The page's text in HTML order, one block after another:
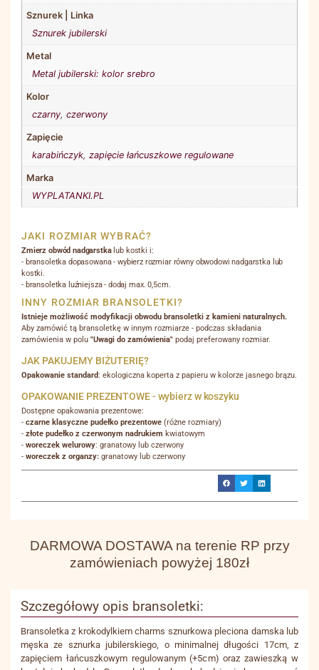
Sznurek | Linka
Sznurek jubilerski
Metal
Metal jubilerski: kolor srebro
Kolor
czarny, czerwony
Zapięcie
karabińczyk, zapięcie łańcuszkowe regulowane
Marka
WYPLATANKI.PL
JAKI ROZMIAR WYBRAĆ?
Zmierz obwód nadgarstkalub kostki i:
- bransoletka dopasowana - wybierz rozmiar równy obwodowi nadgarstka lub
kostki.
- bransoletka luźniejsza - dodaj max. 0,5cm.
INNY ROZMIAR BRANSOLETKI?
Istnieje możliwość modyfikacji obwodu bransoletki z kamieni naturalnych.
Aby zamówić tą bransoletkę w innym rozmiarze - podczas składania
zamówienia w polu "Uwagi do zamówienia" podaj preferowany rozmiar.
JAK PAKUJEMY BIŻUTERIĘ?
Opakowanie standard: ekologiczna koperta z papieru w kolorze jasnego brązu.
OPAKOWANIE PREZENTOWE - wybierz w koszyku
Dostępne opakowania prezentowe:
- czarne klasyczne pudełko prezentowe (różne rozmiary)
- złote pudełko z czerwonym nadrukiem kwiatowym
- woreczek welurowy: granatowy lub czerwony
- woreczek z organzy: granatowy lub czerwony
DARMOWA DOSTAWA na terenie RP przy
zamówieniach powyżej 180zł
Szczegółowy opis bransoletki:
Bransoletka z krokodylkiem charms sznurkowa pleciona damska lub
męska ze sznurka jubilerskiego, o minimalnej długości 17cm, z
zapięciem łańcuszkowym regulowanym (+5cm) oraz zawieszką w